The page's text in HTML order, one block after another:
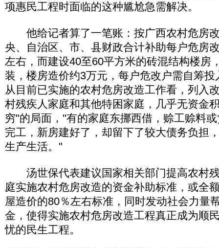
项惠民工程时面临的这种尴尬急需解决。
他给记者算了一笔账：按广西农村危房
央、自治区、市、县财政合计补助每户危房
左右，而建设40至60平方米的砖混结构楼房
装，楼房造价约3万元，每户危改户需自筹
从目前已实施的农村危房改造工作看，列入
村残疾人家庭和其他特困家庭，几乎无资金
穷"的局面，"有的家庭东挪西借，赊工赊料
完工，新房建好了，却留下了较大债务负担
生产生活。"
汤世保代表建议国家相关部门提高农村
庭实施农村危房改造的资金补助标准，或全
屋造价的80％左右标准，同时发动社会力量
金，使得实施农村危房改造工程真正成为顺
忧的民生工程。